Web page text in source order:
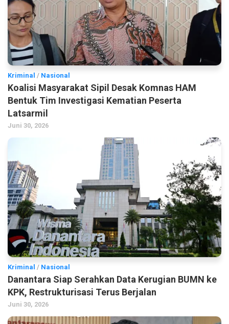
Kriminal / Nasional
Koalisi Masyarakat Sipil Desak Komnas HAM
Bentuk Tim Investigasi Kematian Peserta
Latsarmil
Juni 30, 2026
Kriminal / Nasional
Danantara Siap Serahkan Data Kerugian BUMN ke
KPK, Restrukturisasi Terus Berjalan
Juni 30, 2026